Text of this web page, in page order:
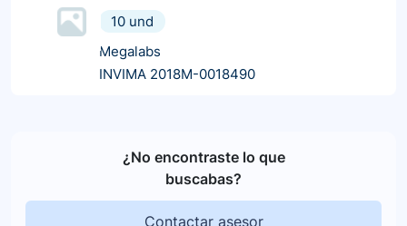
10 und
Megalabs
INVIMA 2018M-0018490
¿No encontraste lo que
buscabas?
Contactar asesor